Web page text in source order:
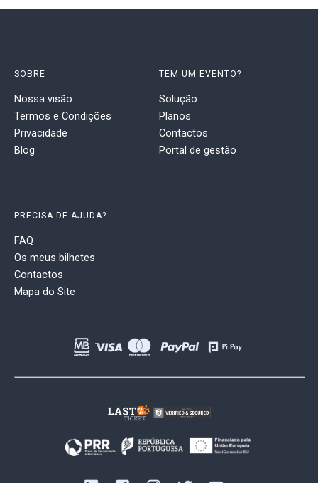
SOBRE
Nossa visão
Termos e Condições
Privacidade
Blog
TEM UM EVENTO?
Solução
Planos
Contactos
Portal de gestão
PRECISA DE AJUDA?
FAQ
Os meus bilhetes
Contactos
Mapa do Site